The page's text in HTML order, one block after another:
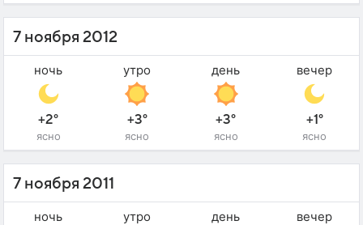
7 ноября 2012
ночь
+2°
ясно
утро
+3°
ясно
день
+3°
ясно
вечер
+1°
ясно
7 ноября 2011
ночь утро день вечер